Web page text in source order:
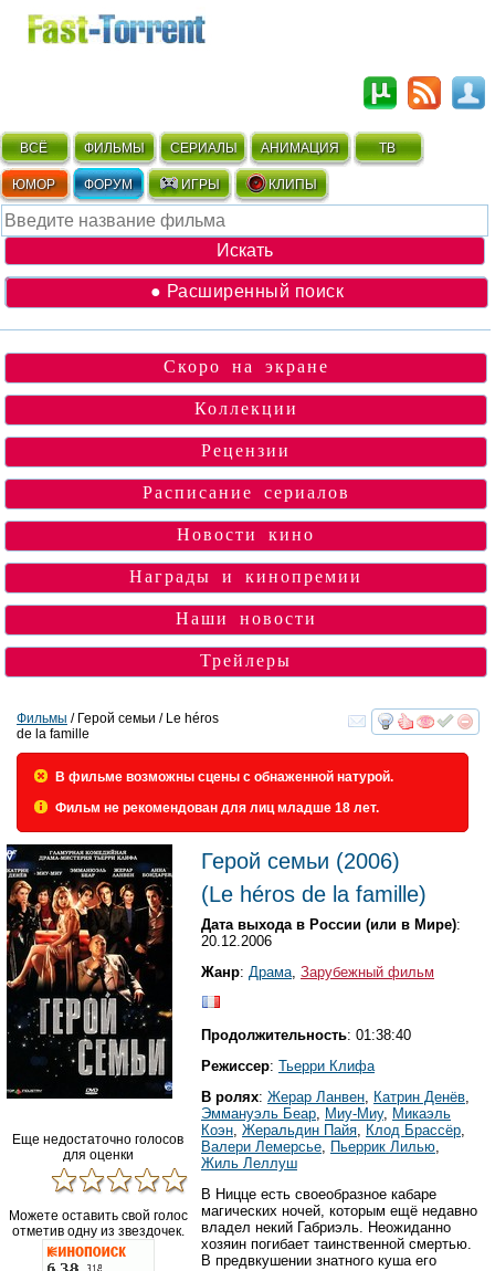
ВСЁ ФИЛЬМЫ СЕРИАЛЫ АНИМАЦИЯ ТВ
ЮМОР ФОРУМ ИГРЫ КЛИПЫ
● Расширенный поиск
Скоро на экране
Коллекции
Рецензии
Расписание сериалов
Новости кино
Награды и кинопремии
Наши новости
Трейлеры
смотреть
Фильмы / Герой семьи / Le héros
de la famille
В фильме возможны сцены с обнаженной натурой.
Фильм не рекомендован для лиц младше 18 лет.
Еще недостаточно голосов
для оценки
Можете оставить свой голос
отметив одну из звездочек.
Герой семьи (2006)
(Le héros de la famille)
Дата выхода в России (или в Мире):
20.12.2006
Жанр: Драма Зарубежный фильм
Продолжительность: 01:38:40
Режиссер: Тьерри Клифа
В ролях: Жерар Ланвен Катрин Денёв
Эммануэль Беар
Миу-Миу, Микаэль
Коэн Жеральдин Пайя Клод Брассёр
Валери Лемерсье
Пьеррик Лилью
Жиль Леллуш
В Ницце есть своеобразное кабаре
магических ночей, которым ещё недавно
владел некий Габриэль. Неожиданно
хозяин погибает таинственной смертью.
В предвкушении знатного куша его